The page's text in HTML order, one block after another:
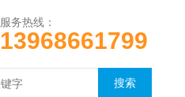
服务热线：
13968661799